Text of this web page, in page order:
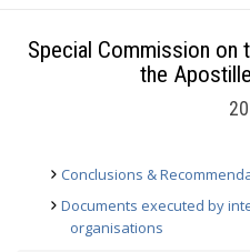
Special Commission on
the
Conclusions &
Documents executed by
organisations